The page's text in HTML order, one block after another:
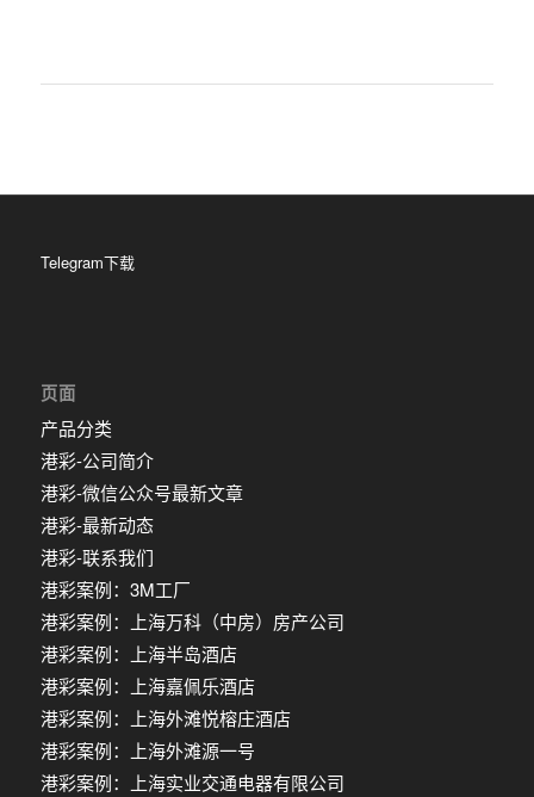
Telegram下载
页面
产品分类
港彩-公司简介
港彩-微信公众号最新文章
港彩-最新动态
港彩-联系我们
港彩案例：3M工厂
港彩案例：上海万科（中房）房产公司
港彩案例：上海半岛酒店
港彩案例：上海嘉佩乐酒店
港彩案例：上海外滩悦榕庄酒店
港彩案例：上海外滩源一号
港彩案例：上海实业交通电器有限公司